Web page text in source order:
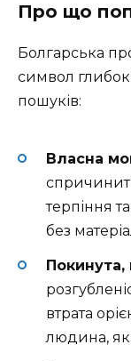
Про що
Болгарська
символ
пошуків:
Власна
терпіння
без
втрата
людина,